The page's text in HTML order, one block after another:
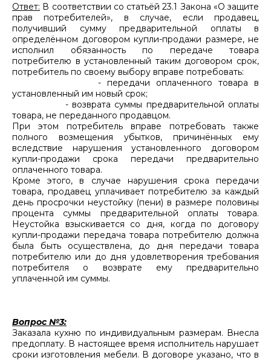
Ответ: В соответствии со статьёй 23.1 Закона «О защите
прав потребителей», в случае, если продавец,
получивший сумму предварительной оплаты в
определённом договором купли-продажи размере, не
исполнил обязанность по передаче товара
потребителю в установленный таким договором срок,
потребитель по своему выбору вправе потребовать:
- передачи оплаченного товара в
установленный им новый срок;
- возврата суммы предварительной оплаты
товара, не переданного продавцом.
При этом потребитель вправе потребовать также
полного возмещения убытков, причинённых ему
вследствие нарушения установленного договором
купли-продажи срока передачи предварительно
оплаченного товара.
Кроме этого, в случае нарушения срока передачи
товара, продавец уплачивает потребителю за каждый
день просрочки неустойку (пени) в размере половины
процента суммы предварительной оплаты товара.
Неустойка взыскивается со дня, когда по договору
купли-продажи передача товара потребителю должна
была быть осуществлена, до дня передачи товара
потребителю или до дня удовлетворения требования
потребителя о возврате ему предварительно
уплаченной им суммы.
Вопрос №3:
Заказала кухню по индивидуальным размерам. Внесла
предоплату. В настоящее время исполнитель нарушает
сроки изготовления мебели. В договоре указано, что в